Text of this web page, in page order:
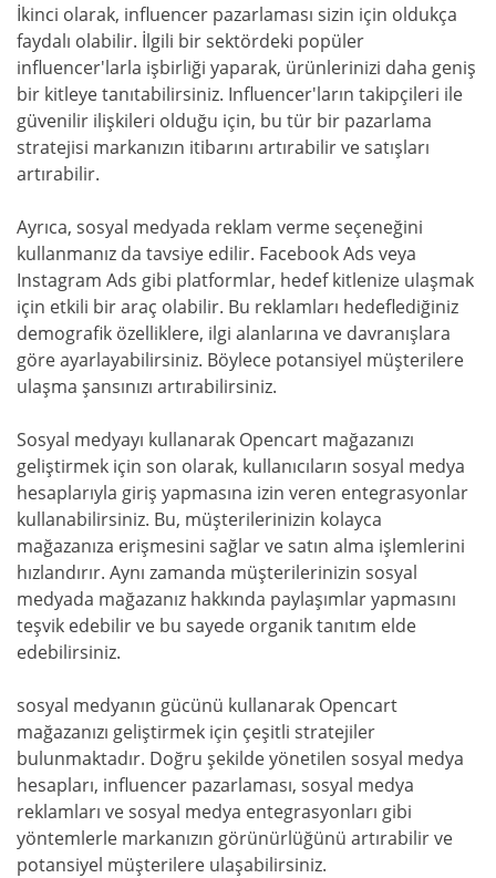
İkinci olarak, influencer pazarlaması sizin için oldukça
faydalı olabilir. İlgili bir sektördeki popüler
influencer'larla işbirliği yaparak, ürünlerinizi daha geniş
bir kitleye tanıtabilirsiniz. Influencer'ların takipçileri ile
güvenilir ilişkileri olduğu için, bu tür bir pazarlama
stratejisi markanızın itibarını artırabilir ve satışları
artırabilir.
Ayrıca, sosyal medyada reklam verme seçeneğini
kullanmanız da tavsiye edilir. Facebook Ads veya
Instagram Ads gibi platformlar, hedef kitlenize ulaşmak
için etkili bir araç olabilir. Bu reklamları hedeflediğiniz
demografik özelliklere, ilgi alanlarına ve davranışlara
göre ayarlayabilirsiniz. Böylece potansiyel müşterilere
ulaşma şansınızı artırabilirsiniz.
Sosyal medyayı kullanarak Opencart mağazanızı
geliştirmek için son olarak, kullanıcıların sosyal medya
hesaplarıyla giriş yapmasına izin veren entegrasyonlar
kullanabilirsiniz. Bu, müşterilerinizin kolayca
mağazanıza erişmesini sağlar ve satın alma işlemlerini
hızlandırır. Aynı zamanda müşterilerinizin sosyal
medyada mağazanız hakkında paylaşımlar yapmasını
teşvik edebilir ve bu sayede organik tanıtım elde
edebilirsiniz.
sosyal medyanın gücünü kullanarak Opencart
mağazanızı geliştirmek için çeşitli stratejiler
bulunmaktadır. Doğru şekilde yönetilen sosyal medya
hesapları, influencer pazarlaması, sosyal medya
reklamları ve sosyal medya entegrasyonları gibi
yöntemlerle markanızın görünürlüğünü artırabilir ve
potansiyel müşterilere ulaşabilirsiniz.